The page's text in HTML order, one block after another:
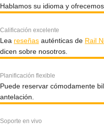
Hablamos su idioma y
Calificación excelente
Lea reseñas auténticas de Rail
dicen sobre nosotros.
Planificación flexible
Puede reservar cómodamente
antelación.
Soporte en vivo